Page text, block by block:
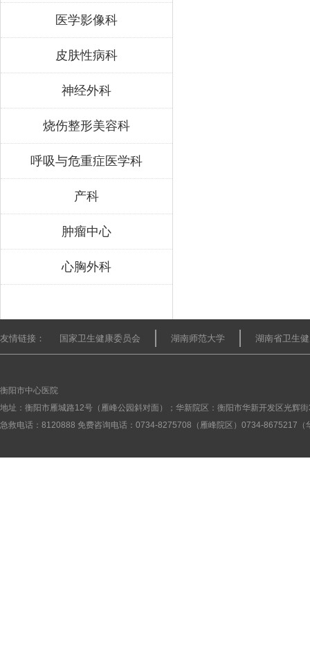
医学影像科
皮肤性病科
神经外科
烧伤整形美容科
呼吸与危重症医学科
产科
肿瘤中心
心胸外科
友情链接： 国家卫生健康委员会 湖南师范大学 湖南省卫生
衡阳市中心医院
地址：衡阳市雁城路12号（雁峰公园斜对面）；华新院区：衡阳市华新开发区光辉
急救电话：8120888 免费咨询电话：0734-8275708（雁峰院区）0734-8675217（